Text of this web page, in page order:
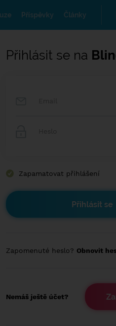
Příspěvky Články
Přihlásit se na
Zapamatovat přihlášení
Zapomenuté heslo? Obnovit
Nemáš ještě účet?